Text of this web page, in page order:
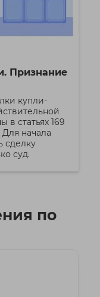
Признание
купли-
в статьях 169
Для начала
сделку
суд.
по